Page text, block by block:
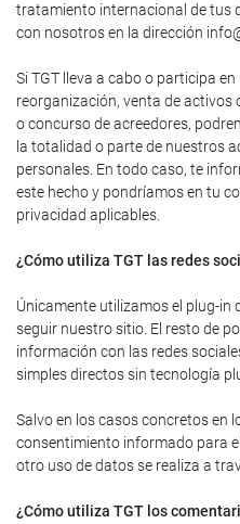
tratamiento internacional de tus
con nosotros en la dirección
Si TGT lleva a cabo o participa
reorganización, venta de activos
o concurso de acreedores,
la totalidad o parte de nuestros
personales. En todo caso, te
este hecho y pondríamos en tu
privacidad aplicables.
¿Cómo utiliza TGT las redes
Únicamente utilizamos el plug-in
seguir nuestro sitio. El resto de
información con las redes
simples directos sin tecnología
Salvo en los casos concretos en
consentimiento informado para
otro uso de datos se realiza a
¿Cómo utiliza TGT los